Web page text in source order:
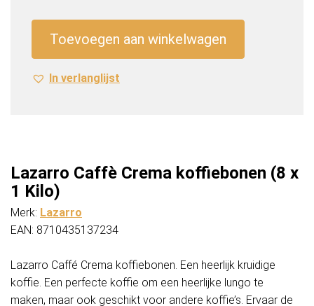
1
Kilo)
Toevoegen aan winkelwagen
In verlanglijst
Lazarro Caffè Crema koffiebonen (8 x
1 Kilo)
Merk: Lazarro
EAN: 8710435137234
Lazarro Caffé Crema koffiebonen. Een heerlijk kruidige
koffie. Een perfecte koffie om een heerlijke lungo te
maken, maar ook geschikt voor andere koffie’s. Ervaar de